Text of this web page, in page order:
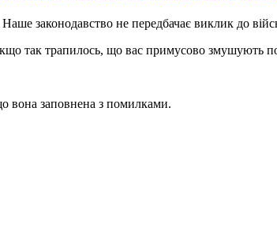
законодавство не передбачає виклик до
так трапилось, що вас примусово змушують
вона заповнена з помилками.